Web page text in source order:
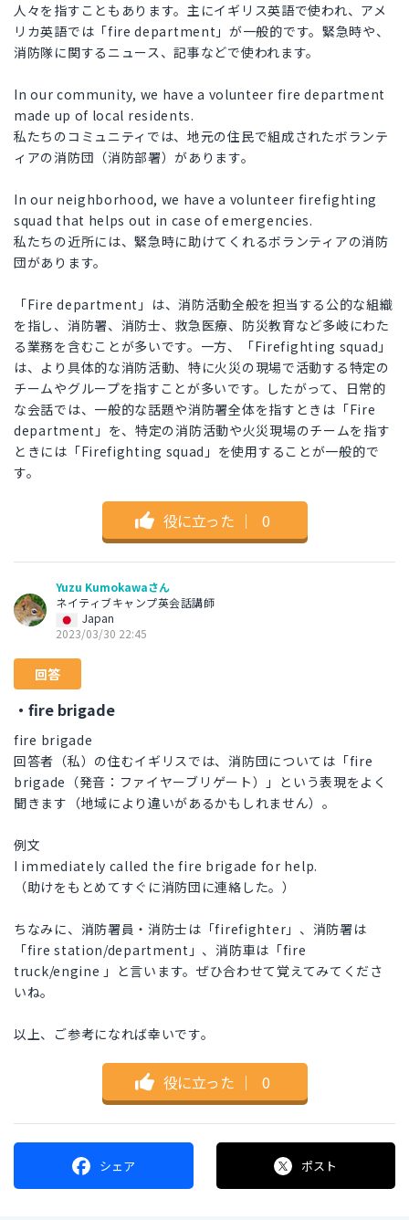
人々を指すこともあります。主にイギリス英語で使われ、アメ
リカ英語では「fire department」が一般的です。緊急時や、
消防隊に関するニュース、記事などで使われます。
In our community, we have a volunteer fire department
made up of local residents.
私たちのコミュニティでは、地元の住民で組成されたボランテ
ィアの消防団（消防部署）があります。
In our neighborhood, we have a volunteer firefighting
squad that helps out in case of emergencies.
私たちの近所には、緊急時に助けてくれるボランティアの消防
団があります。
「Fire department」は、消防活動全般を担当する公的な組織
を指し、消防署、消防士、救急医療、防災教育など多岐にわた
る業務を含むことが多いです。一方、「Firefighting squad」
は、より具体的な消防活動、特に火災の現場で活動する特定の
チームやグループを指すことが多いです。したがって、日常的
な会話では、一般的な話題や消防署全体を指すときは「Fire
department」を、特定の消防活動や火災現場のチームを指す
ときには「Firefighting squad」を使用することが一般的で
す。
役に立った ｜ 0
Yuzu Kumokawaさん
ネイティブキャンプ英会話講師
Japan
2023/03/30 22:45
回答
・fire brigade
fire brigade
回答者（私）の住むイギリスでは、消防団については「fire
brigade（発音：ファイヤーブリゲート）」という表現をよく
聞きます（地域により違いがあるかもしれません）。
例文
I immediately called the fire brigade for help.
（助けをもとめてすぐに消防団に連絡した。）
ちなみに、消防署員・消防士は「firefighter」、消防署は
「fire station/department」、消防車は「fire
truck/engine 」と言います。ぜひ合わせて覚えてみてくださ
いね。
以上、ご参考になれば幸いです。
役に立った ｜ 0
シェア ポスト